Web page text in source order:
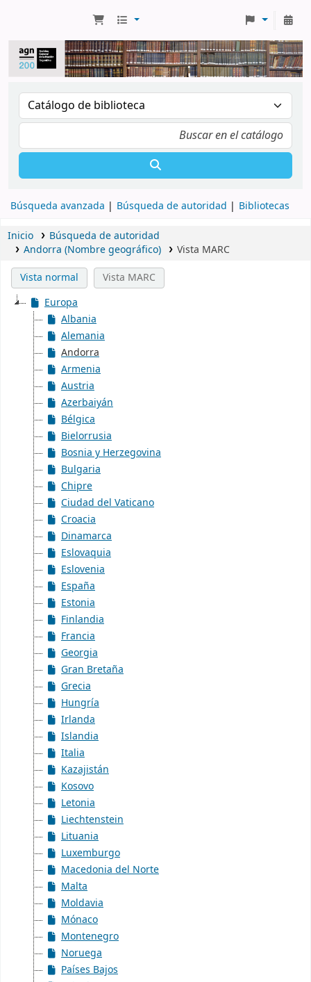
Búsqueda avanzada Búsqueda de autoridad Bibliotecas
Inicio
Búsqueda de autoridad
Andorra (Nombre geográfico)
Vista MARC
Vista normal
Vista MARC
Europa
Albania
Alemania
Andorra
Armenia
Austria
Azerbaiyán
Bélgica
Bielorrusia
Bosnia y Herzegovina
Bulgaria
Chipre
Ciudad del Vaticano
Croacia
Dinamarca
Eslovaquia
Eslovenia
España
Estonia
Finlandia
Francia
Georgia
Gran Bretaña
Grecia
Hungría
Irlanda
Islandia
Italia
Kazajistán
Kosovo
Letonia
Liechtenstein
Lituania
Luxemburgo
Macedonia del Norte
Malta
Moldavia
Mónaco
Montenegro
Noruega
Países Bajos